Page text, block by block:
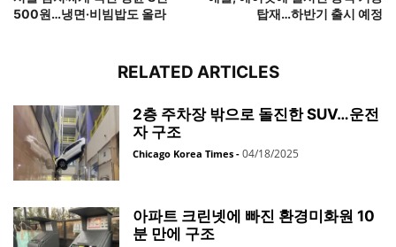
500원…냉면·비빔밥도 올라
탑재…하반기 출시 예정
RELATED ARTICLES
2층 주차장 밖으로 돌진한 SUV…운전
자 구조
Chicago Korea Times - 04/18/2025
아파트 크린넷에 빠진 환경미화원 10
분 만에 구조